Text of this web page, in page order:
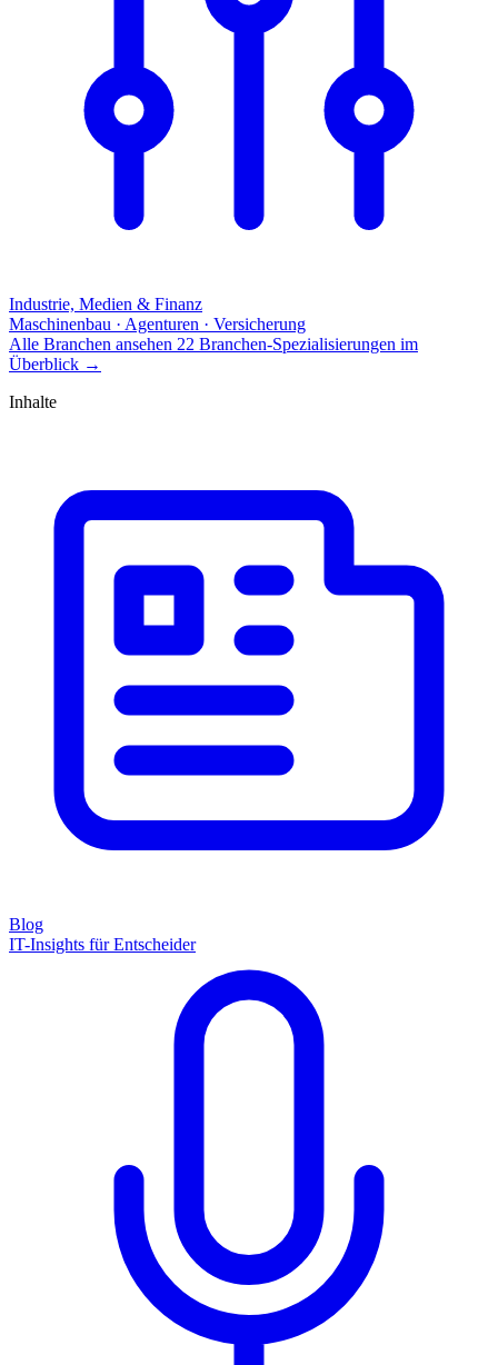
Industrie, Medien & Finanz
Maschinenbau · Agenturen · Versicherung
Alle Branchen ansehen 22 Branchen-Spezialisierungen im
Überblick →
Inhalte
Blog
IT-Insights für Entscheider